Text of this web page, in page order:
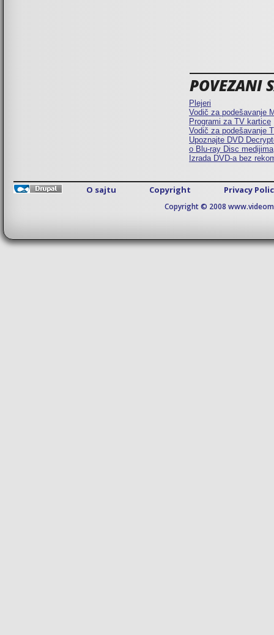
POVEZANI
Plejeri
Vodič za podešavanje
Programi za TV kartice
Vodič za podešavanje
Upoznajte DVD
o Blu-ray Disc medijima
Izrada DVD-a bez
O sajtu Copyright Privacy
Copyright © 2008